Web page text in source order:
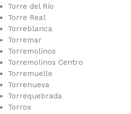
Torre del Río
Torre Real
Torreblanca
Torremar
Torremolinos
Torremolinos Centro
Torremuelle
Torrenueva
Torrequebrada
Torrox